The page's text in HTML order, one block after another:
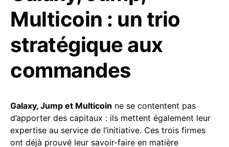
Multicoin : un trio
stratégique aux
commandes
Galaxy, Jump et Multicoin ne se contentent pas
d’apporter des capitaux : ils mettent également leur
expertise au service de l’initiative. Ces trois firmes
ont déjà prouvé leur savoir-faire en matière